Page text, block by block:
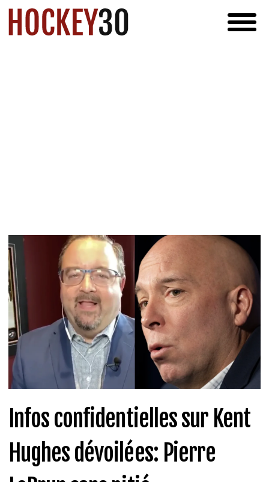
Infos confidentielles sur Kent
Hughes dévoilées: Pierre